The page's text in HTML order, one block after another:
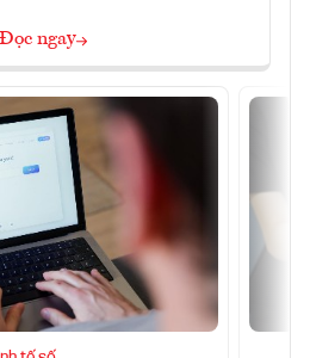
Đọc ngay